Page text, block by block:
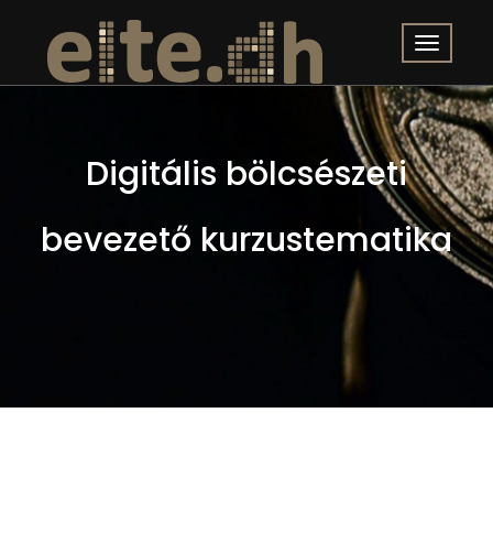
Digitális bölcsészeti
bevezető kurzustematika